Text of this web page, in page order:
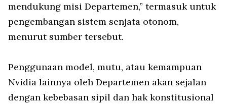
mendukung misi Departemen,” termasuk untuk
pengembangan sistem senjata otonom,
menurut sumber tersebut.
Penggunaan model, mutu, atau kemampuan
Nvidia lainnya oleh Departemen akan sejalan
dengan kebebasan sipil dan hak konstitusional